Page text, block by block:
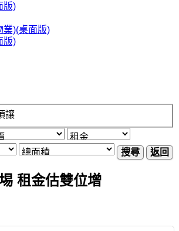
版)
業)(桌面版)
版)
讓
搜尋 返回
租金估雙位增